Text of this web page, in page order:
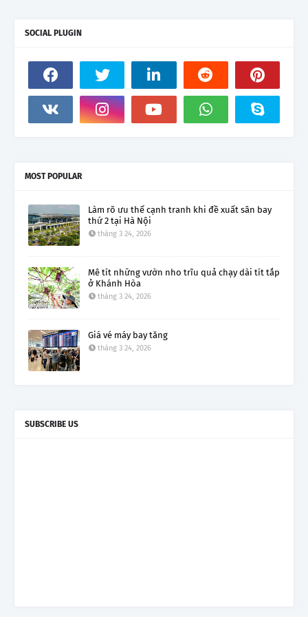
SOCIAL PLUGIN
MOST POPULAR
Làm rõ ưu thế cạnh tranh khi đề xuất sân bay
thứ 2 tại Hà Nội
tháng 3 24, 2026
Mê tít những vườn nho trĩu quả chạy dài tít tắp
ở Khánh Hòa
tháng 3 24, 2026
Giá vé máy bay tăng
tháng 3 24, 2026
SUBSCRIBE US